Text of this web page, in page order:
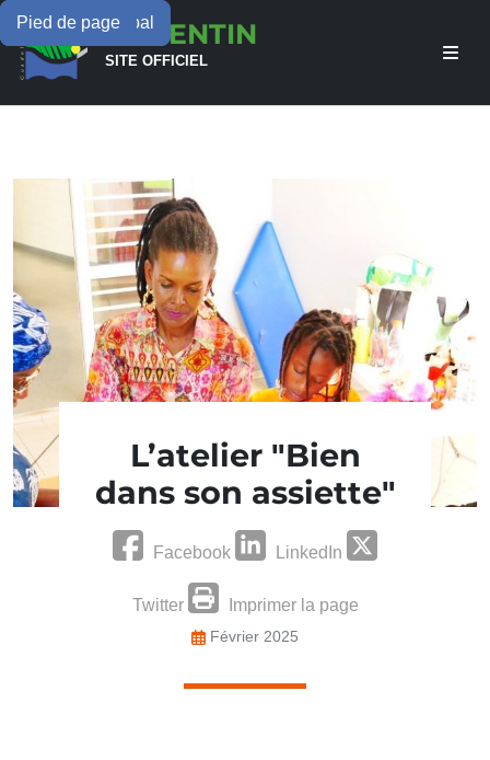
Menu principal
Contenu principal
Pied de pageLAMENTIN
SITE OFFICIEL
L’atelier "Bien
dans son assiette"
Facebook LinkedIn
Twitter Imprimer la page
Février 2025